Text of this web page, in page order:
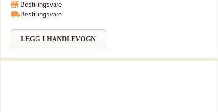
tar lange spenn. Moelven Limtre sertifikater som PEFC, CE, ISO
9001 og 14001. Bjelken kan leveres i lengde opptil 15 meter. Kan
Bestillingsvare
Bestillingsvare
LEGG I HANDLEVOGN